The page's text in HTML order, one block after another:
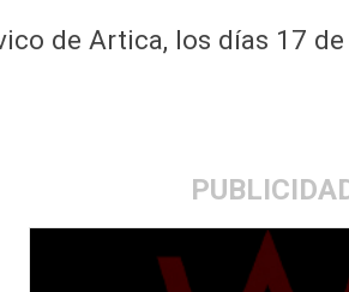
de Artica, los días 17